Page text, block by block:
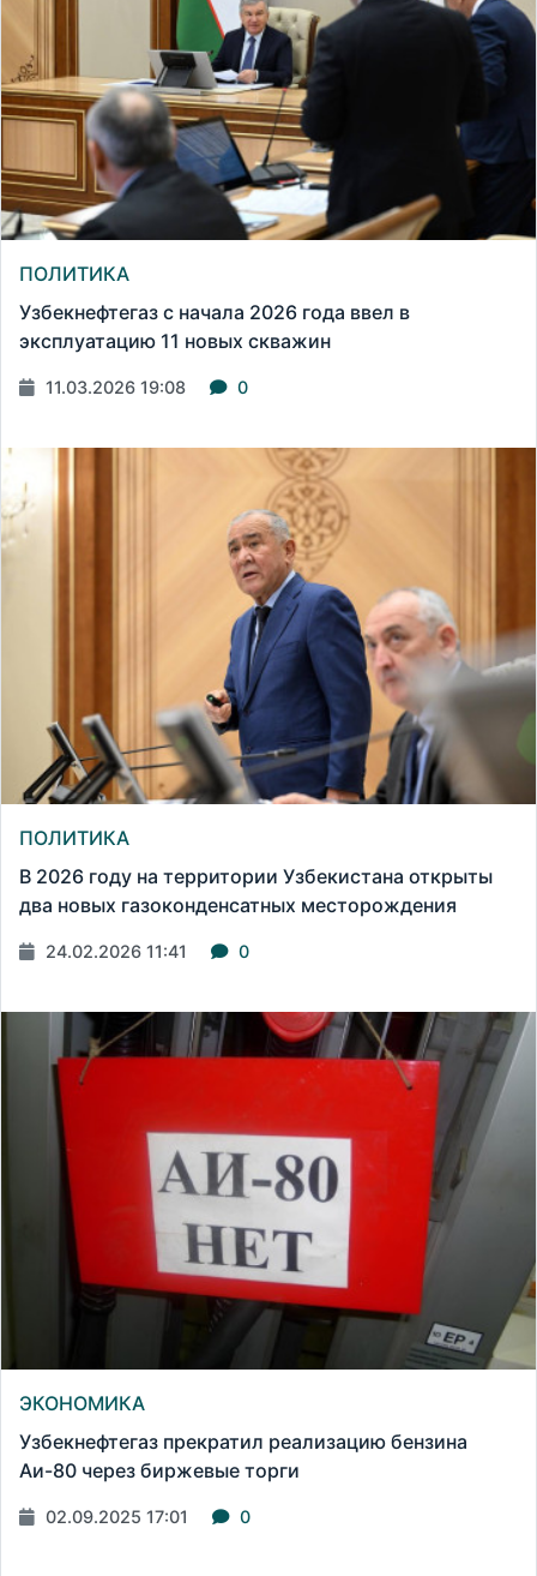
ПОЛИТИКА
Узбекнефтегаз с начала 2026 года ввел в
эксплуатацию 11 новых скважин
11.03.2026 19:08 0
ПОЛИТИКА
В 2026 году на территории Узбекистана открыты
два новых газоконденсатных месторождения
24.02.2026 11:41 0
ЭКОНОМИКА
Узбекнефтегаз прекратил реализацию бензина
Аи-80 через биржевые торги
02.09.2025 17:01 0